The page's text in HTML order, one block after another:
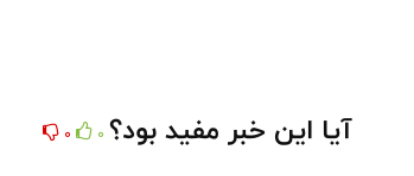
آیا این خبر مفید بود؟ 0
0